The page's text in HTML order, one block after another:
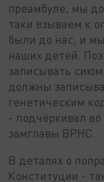
преамбуле, мы
таки взываем к
были до нас, и
наших детей.
записывать
должны
генетическим
- подчёркивал
замглавы ВРНС.
В деталях о
Конституции -